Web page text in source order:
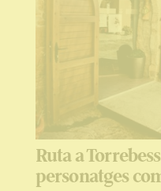
Ruta a
personatges